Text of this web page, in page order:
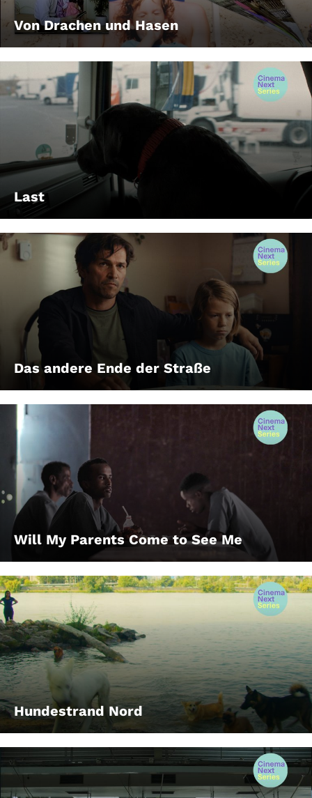
Von Drachen und Hasen
Last
Das andere Ende der Straße
Will My Parents Come to See Me
Hundestrand Nord